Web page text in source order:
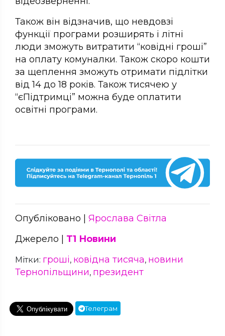
Також він відзначив, що невдовзі
функції програми розширять і літні
люди зможуть витратити “ковідні гроші”
на оплату комуналки. Також скоро кошти
за щеплення зможуть отримати підлітки
від 14 до 18 років. Також тисячею у
“єПідтримці” можна буде оплатити
освітні програми.
Опубліковано | Ярослава Світла
Джерело | Т1 Новини
Мітки: гроші, ковідна тисяча, новини
Тернопільщини, президент
Телеграм